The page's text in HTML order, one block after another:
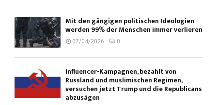
Mit den gängigen politischen Ideologien
werden 99% der Menschen immer verlieren
07/04/2026 0
Influencer-Kampagnen, bezahlt von
Russland und muslimischen Regimen,
versuchen jetzt Trump und die Republicans
abzusägen